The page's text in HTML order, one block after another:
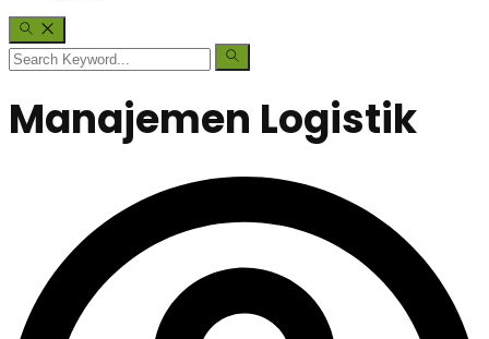
Manajemen Logistik